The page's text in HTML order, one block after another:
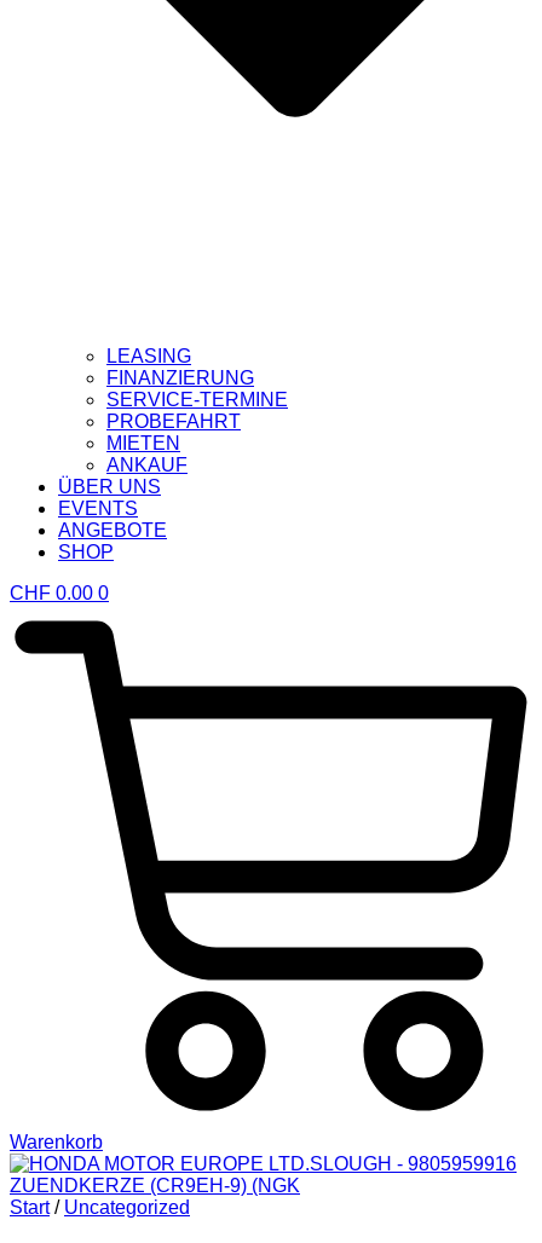
LEASING
FINANZIERUNG
SERVICE-TERMINE
PROBEFAHRT
MIETEN
ANKAUF
ÜBER UNS
EVENTS
ANGEBOTE
SHOP
CHF 0.00 0
Warenkorb
Start / Uncategorized